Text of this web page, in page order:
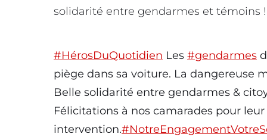
solidarité entre gendarmes et témoins !
#HérosDuQuotidien Les #gendarmes
piège dans sa voiture. La dangereuse
Belle solidarité entre gendarmes &
Félicitations à nos camarades pour leur
intervention.